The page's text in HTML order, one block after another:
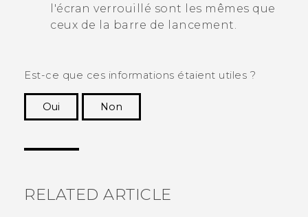
l'écran verrouillé sont les mêmes que
ceux de la barre de lancement.
Est-ce que ces informations étaient utiles ?
Oui
Non
RELATED ARTICLE